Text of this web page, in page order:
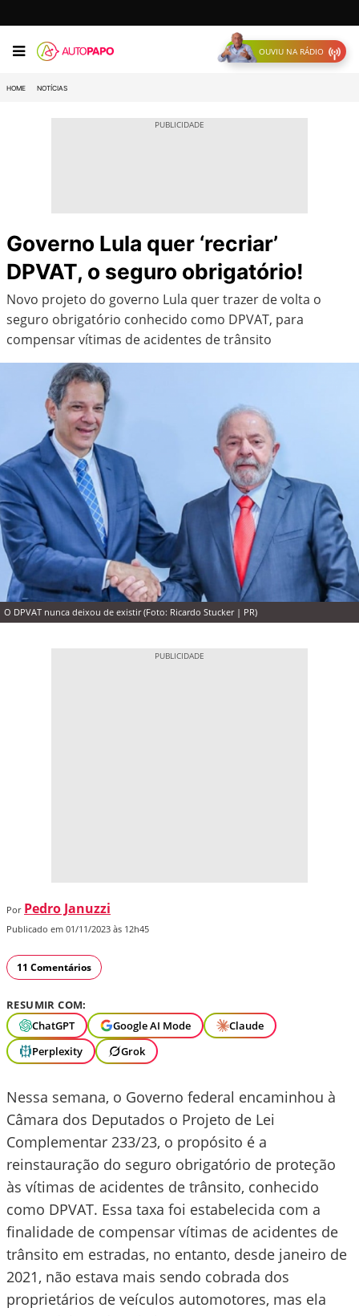
OUVIU NA RÁDIO
HOME NOTÍCIAS
Governo Lula quer ‘recriar’
DPVAT, o seguro obrigatório!
Novo projeto do governo Lula quer trazer de volta o
seguro obrigatório conhecido como DPVAT, para
compensar vítimas de acidentes de trânsito
O DPVAT nunca deixou de existir (Foto: Ricardo Stucker | PR)
Por Pedro Januzzi
Publicado em 01/11/2023 às 12h45
11 Comentários
RESUMIR COM:
ChatGPT
Google AI Mode
Claude
Perplexity
Grok
Nessa semana, o Governo federal encaminhou à
Câmara dos Deputados o Projeto de Lei
Complementar 233/23, o propósito é a
reinstauração do seguro obrigatório de proteção
às vítimas de acidentes de trânsito, conhecido
como DPVAT. Essa taxa foi estabelecida com a
finalidade de compensar vítimas de acidentes de
trânsito em estradas, no entanto, desde janeiro de
2021, não estava mais sendo cobrada dos
proprietários de veículos automotores, mas ela